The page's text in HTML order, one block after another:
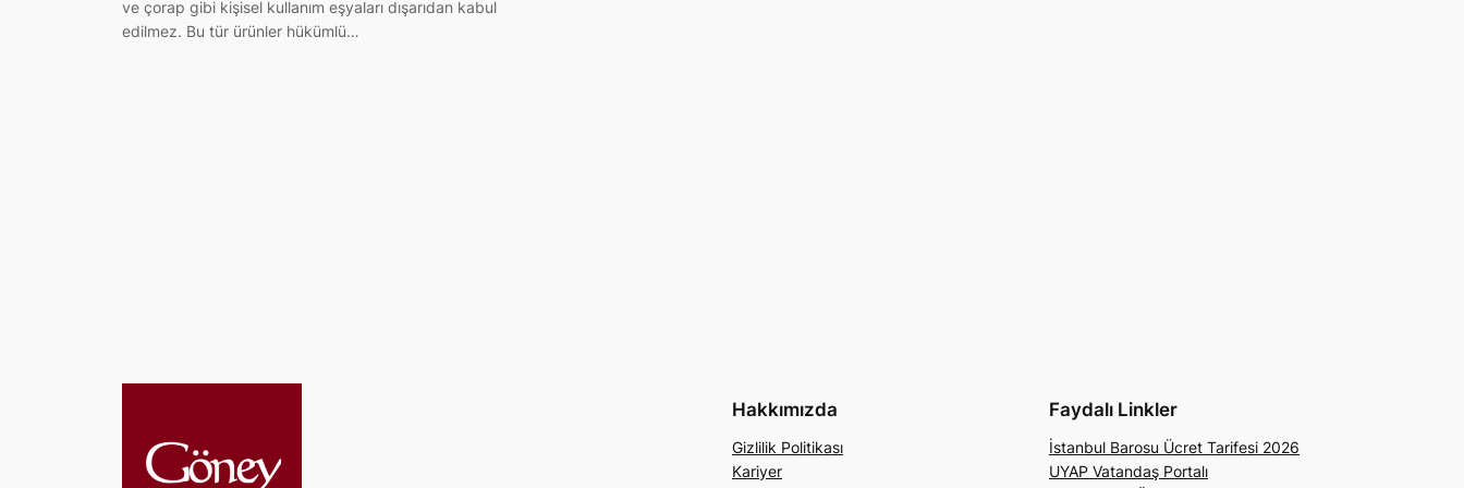
ve çorap gibi kişisel kullanım eşyaları dışarıdan kabul
edilmez. Bu tür ürünler hükümlü…
Hakkımızda
Gizlilik Politikası
Kariyer
Faydalı Linkler
İstanbul Barosu Ücret Tarifesi 2026
UYAP Vatandaş Portalı